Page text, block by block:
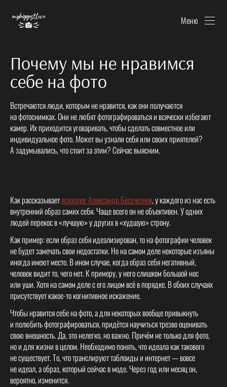
Меню
Почему мы не нравимся
себе на фото
Встречаются люди, которым не нравится, как они получаются
на фотоснимках. Они не любят фотографироваться и всячески избегают
камер. Их приходится уговаривать, чтобы сделать совместное или
индивидуальное фото. Может вы узнали себя или своих приятелей?
А задумывались, что стоит за этим? Сейчас выясним.
Как рассказываетпсихолог Александр Бессчетнов, у каждого из нас есть
внутренний образ самих себя. Чаще всего он не объективен. У одних
людей перекос в «лучшую» у других в «худшую» строну.
Как пример: если образ себя идеализирован, то на фотографии человек
не будет замечать свои недостатки. Но на самом деле некоторые изъяны
иногда имеют место. В ином случае, когда образ себя негативный,
человек видит то, чего нет. К примеру, у него слишком большой нос
или уши. Хотя на самом деле с его лицом всё в порядке. В обоих случаях
присутствует какое-то когнитивное искажение.
Чтобы нравится себе на фото, а для некоторых вообще привыкнуть
и полюбить фотографироваться, придётся научиться трезво оценивать
свою внешность. Да, это нелегко, но важно. Причём не только для фото,
но и для жизни в целом. Необходимо понять, что идеала как такового
не существует. То, что транслируют таблоиды и интернет — вовсе
не идеал, а образ, который сейчас в моде. Через год или месяц он,
вероятно, изменится.